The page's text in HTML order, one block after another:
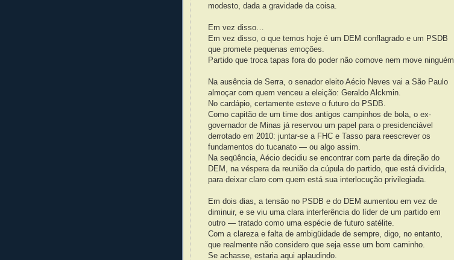
modesto, dada a gravidade da coisa.
Em vez disso…
Em vez disso, o que temos hoje é um DEM conflagrado e um PSDB
que promete pequenas emoções.
Partido que troca tapas fora do poder não comove nem move ninguém.
Na ausência de Serra, o senador eleito Aécio Neves vai a São Paulo
almoçar com quem venceu a eleição: Geraldo Alckmin.
No cardápio, certamente esteve o futuro do PSDB.
Como capitão de um time dos antigos campinhos de bola, o ex-
governador de Minas já reservou um papel para o presidenciável
derrotado em 2010: juntar-se a FHC e Tasso para reescrever os
fundamentos do tucanato — ou algo assim.
Na seqüência, Aécio decidiu se encontrar com parte da direção do
DEM, na véspera da reunião da cúpula do partido, que está dividida,
para deixar claro com quem está sua interlocução privilegiada.
Em dois dias, a tensão no PSDB e do DEM aumentou em vez de
diminuir, e se viu uma clara interferência do líder de um partido em
outro — tratado como uma espécie de futuro satélite.
Com a clareza e falta de ambigüidade de sempre, digo, no entanto,
que realmente não considero que seja esse um bom caminho.
Se achasse, estaria aqui aplaudindo.